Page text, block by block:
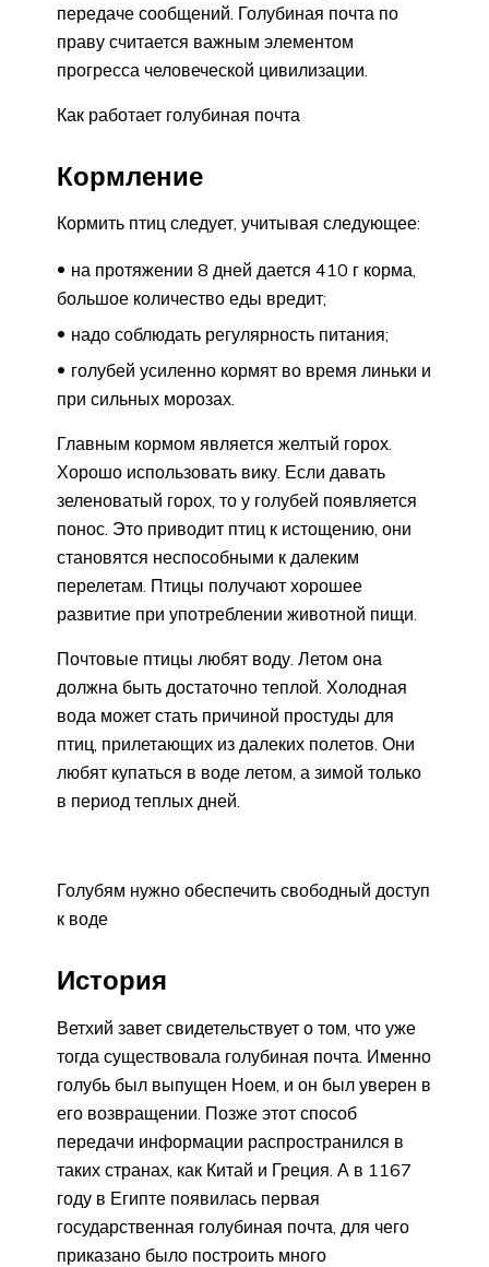
передаче сообщений. Голубиная почта по
праву считается важным элементом
прогресса человеческой цивилизации.
Как работает голубиная почта
Кормление
Кормить птиц следует, учитывая следующее:
на протяжении 8 дней дается 410 г корма,
большое количество еды вредит;
надо соблюдать регулярность питания;
голубей усиленно кормят во время линьки и
при сильных морозах.
Главным кормом является желтый горох.
Хорошо использовать вику. Если давать
зеленоватый горох, то у голубей появляется
понос. Это приводит птиц к истощению, они
становятся неспособными к далеким
перелетам. Птицы получают хорошее
развитие при употреблении животной пищи.
Почтовые птицы любят воду. Летом она
должна быть достаточно теплой. Холодная
вода может стать причиной простуды для
птиц, прилетающих из далеких полетов. Они
любят купаться в воде летом, а зимой только
в период теплых дней.
Голубям нужно обеспечить свободный доступ
к воде
История
Ветхий завет свидетельствует о том, что уже
тогда существовала голубиная почта. Именно
голубь был выпущен Ноем, и он был уверен в
его возвращении. Позже этот способ
передачи информации распространился в
таких странах, как Китай и Греция. А в 1167
году в Египте появилась первая
государственная голубиная почта, для чего
приказано было построить много